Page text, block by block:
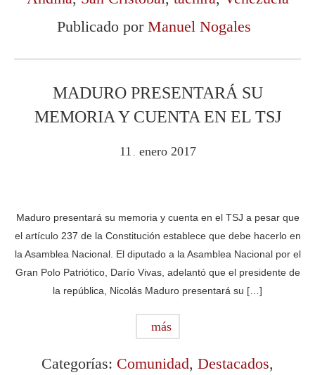
Publicado por Manuel Nogales
MADURO PRESENTARÁ SU
MEMORIA Y CUENTA EN EL TSJ
11 . enero 2017
Maduro presentará su memoria y cuenta en el TSJ a pesar que
el artículo 237 de la Constitución establece que debe hacerlo en
la Asamblea Nacional. El diputado a la Asamblea Nacional por el
Gran Polo Patriótico, Darío Vivas, adelantó que el presidente de
la república, Nicolás Maduro presentará su […]
más
Categorías: Comunidad, Destacados,